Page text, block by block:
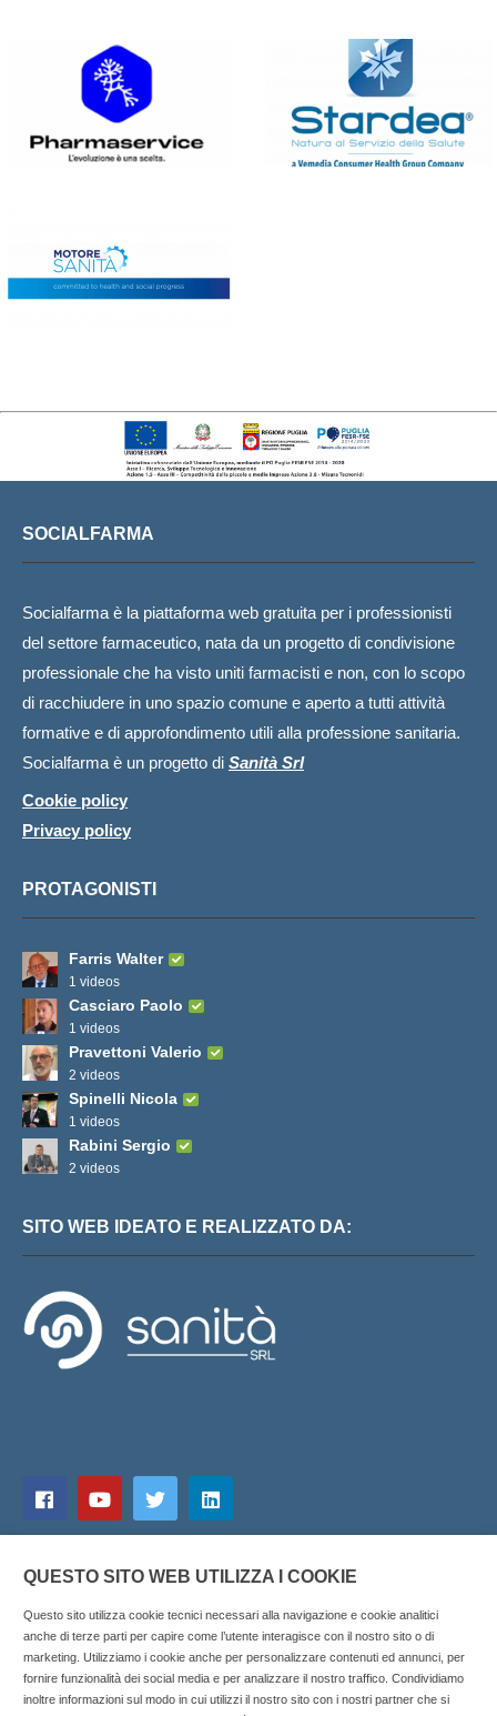
SOCIALFARMA
Socialfarma è la piattaforma web gratuita per i professionisti
del settore farmaceutico, nata da un progetto di condivisione
professionale che ha visto uniti farmacisti e non, con lo scopo
di racchiudere in uno spazio comune e aperto a tutti attività
formative e di approfondimento utili alla professione sanitaria.
Socialfarma è un progetto di Sanità Srl
Cookie policy
Privacy policy
PROTAGONISTI
Farris Walter
1 videos
Casciaro Paolo
1 videos
Pravettoni Valerio
2 videos
Spinelli Nicola
1 videos
Rabini Sergio
2 videos
SITO WEB IDEATO E REALIZZATO DA:
QUESTO SITO WEB UTILIZZA I COOKIE
Questo sito utilizza cookie tecnici necessari alla navigazione e cookie analitici
anche di terze parti per capire come l’utente interagisce con il nostro sito o di
marketing. Utilizziamo i cookie anche per personalizzare contenuti ed annunci, per
fornire funzionalità dei social media e per analizzare il nostro traffico. Condividiamo
inoltre informazioni sul modo in cui utilizzi il nostro sito con i nostri partner che si